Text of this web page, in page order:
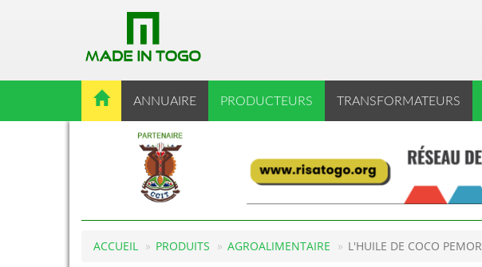
ANNUAIRE PRODUCTEURS TRANSFORMATEURS
ACCUEIL PRODUITS AGROALIMENTAIRE L'HUILE DE COCO PEMOR